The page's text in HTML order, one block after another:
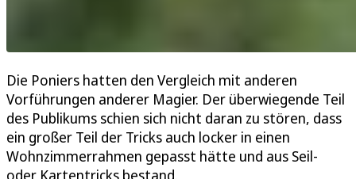
Die Poniers hatten den Vergleich mit anderen
Vorführungen anderer Magier. Der überwiegende Teil
des Publikums schien sich nicht daran zu stören, dass
ein großer Teil der Tricks auch locker in einen
Wohnzimmerrahmen gepasst hätte und aus Seil-
oder Kartentricks bestand.